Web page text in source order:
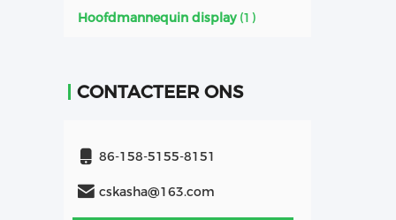
Hoofdmannequin display(1)
CONTACTEER ONS
86-158-5155-8151
cskasha@163.com